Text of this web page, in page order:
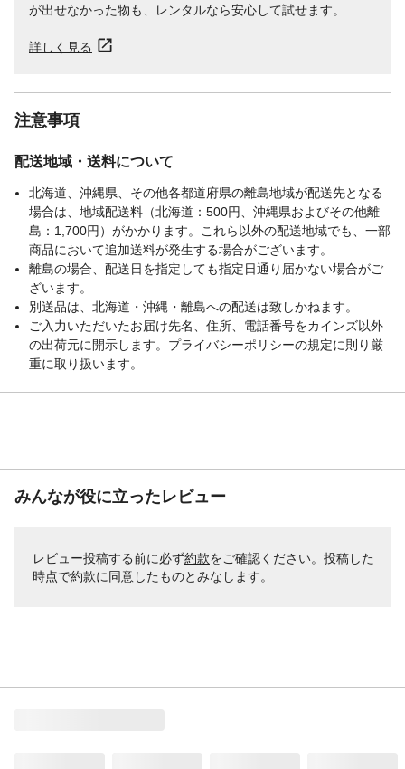
が出せなかった物も、レンタルなら安心して試せます。
詳しく見る
注意事項
配送地域・送料について
北海道、沖縄県、その他各都道府県の離島地域が配送先となる
場合は、地域配送料（北海道：500円、沖縄県およびその他離
島：1,700円）がかかります。これら以外の配送地域でも、一部
商品において追加送料が発生する場合がございます。
離島の場合、配送日を指定しても指定日通り届かない場合がご
ざいます。
別送品は、北海道・沖縄・離島への配送は致しかねます。
ご入力いただいたお届け先名、住所、電話番号をカインズ以外
の出荷元に開示します。プライバシーポリシーの規定に則り厳
重に取り扱います。
みんなが役に立ったレビュー
レビュー投稿する前に必ず約款をご確認ください。投稿した
時点で約款に同意したものとみなします。